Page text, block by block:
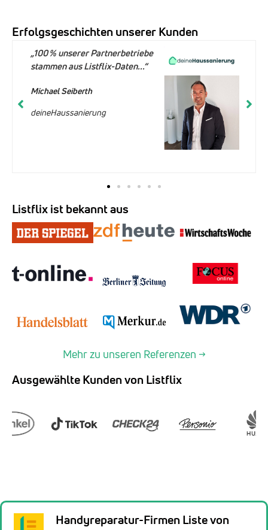
Erfolgsgeschichten unserer Kunden
„100 % unserer Partnerbetriebe
stammen aus Listflix-Daten...“
Michael Seiberth
deineHaussanierung
Listflix ist bekannt aus
Mehr zu unseren Referenzen →
Ausgewählte Kunden von Listflix
Handyreparatur-Firmen Liste von